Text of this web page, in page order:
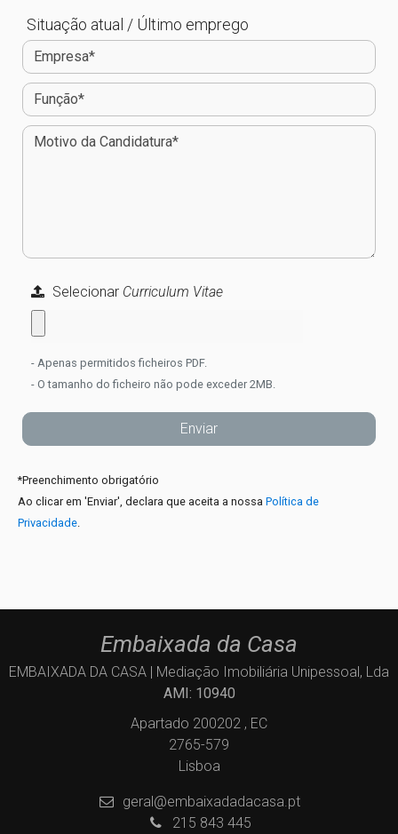
Situação atual / Último emprego
Selecionar Curriculum Vitae
- Apenas permitidos ficheiros PDF.
- O tamanho do ficheiro não pode exceder 2MB.
*Preenchimento obrigatório
Ao clicar em 'Enviar', declara que aceita a nossa Política de
Privacidade
Embaixada da Casa
EMBAIXADA DA CASA | Mediação Imobiliária Unipessoal, Lda
AMI: 10940
Apartado 200202 , EC
2765-579
Lisboa
geral@embaixadadacasa.pt
215 843 445